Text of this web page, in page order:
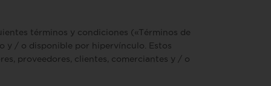
términos y condiciones («Términos de
y / o disponible por hipervínculo. Estos
proveedores, clientes, comerciantes y / o